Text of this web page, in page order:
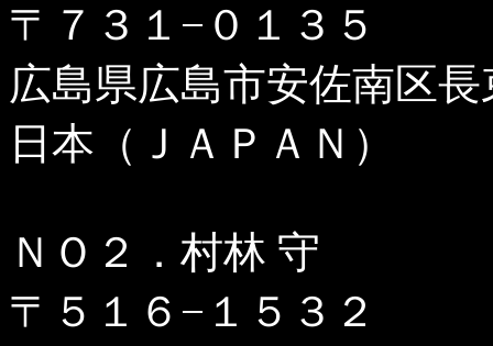
〒７３１−０１３５
広島県広島市安佐南区
日本（ＪＡＰＡＮ）
ＮＯ２．村林 守
〒５１６−１５３２